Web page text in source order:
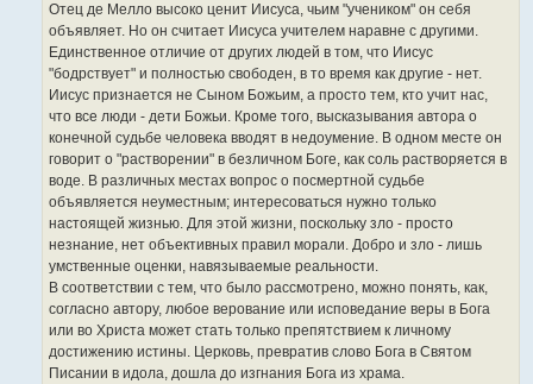
Отец де Мелло высоко ценит Иисуса, чьим "учеником" он себя
объявляет. Но он считает Иисуса учителем наравне с другими.
Единственное отличие от других людей в том, что Иисус
"бодрствует" и полностью свободен, в то время как другие - нет.
Иисус признается не Сыном Божьим, а просто тем, кто учит нас,
что все люди - дети Божьи. Кроме того, высказывания автора о
конечной судьбе человека вводят в недоумение. В одном месте он
говорит о "растворении" в безличном Боге, как соль растворяется в
воде. В различных местах вопрос о посмертной судьбе
объявляется неуместным; интересоваться нужно только
настоящей жизнью. Для этой жизни, поскольку зло - просто
незнание, нет объективных правил морали. Добро и зло - лишь
умственные оценки, навязываемые реальности.
В соответствии с тем, что было рассмотрено, можно понять, как,
согласно автору, любое верование или исповедание веры в Бога
или во Христа может стать только препятствием к личному
достижению истины. Церковь, превратив слово Бога в Святом
Писании в идола, дошла до изгнания Бога из храма.